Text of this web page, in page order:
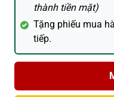
thành tiền mặt)
Tặng phiếu mua
tiếp.